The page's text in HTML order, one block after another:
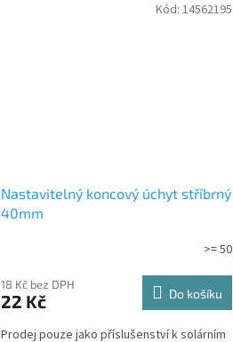
Nastavitelný koncový úchyt stříbrný
40mm
>= 50
18 Kč bez DPH
22 Kč Do košíku
Prodej pouze jako příslušenství k solárním
Kód: 14562195